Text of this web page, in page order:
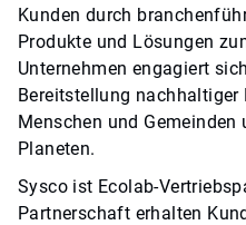
Kunden durch
Produkte und Lösungen
Unternehmen engagiert
Bereitstellung nachhaltiger
Menschen und Gemeinden
Planeten.
Sysco ist Ecolab-
Partnerschaft erhalten